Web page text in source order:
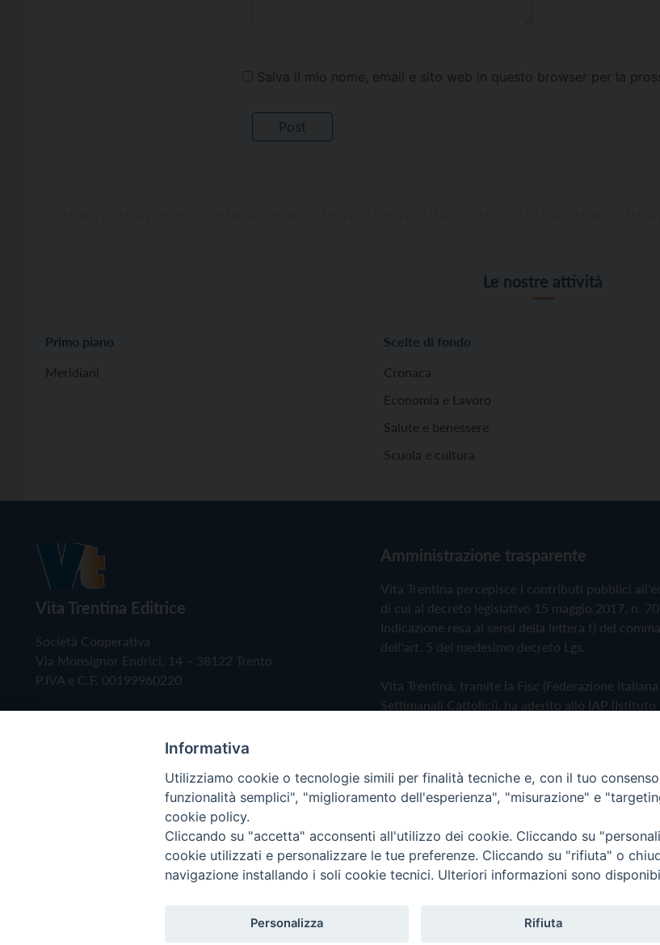
Salva il mio nome, email e sito web in questo browser per la
Le nostre attività
Primo piano
Meridiani
Scelte di fondo
Cronaca
Economia e Lavoro
Salute e benessere
Scuola e cultura
Vita Trentina Editrice
Società Cooperativa
Via Monsignor Endrici, 14 – 38122 Trento
P.IVA e C.F. 00199960220
Amministrazione trasparente
Vita Trentina percepisce i contributi pubblici
di cui al decreto legislativo 15 maggio 2017, n. 70.
Indicazione resa ai sensi della lettera f) del
dell'art. 5 del medesimo decreto Lgs.
Vita Trentina, tramite la Fisc (Federazione Italiana
Settimanali Cattolici), ha aderito allo IAP (Istituto
Privacy Policy Cookie Policy
Copyright © 2019 - Tutti i diritti riservati - Vita Trentina Editrice
Informativa
Utilizziamo cookie o tecnologie simili per finalità tecniche e, con il tuo
funzionalità semplici", "miglioramento dell'esperienza", "misurazione" e
cookie policy.
Cliccando su "accetta" acconsenti all'utilizzo dei cookie. Cliccando su
cookie utilizzati e personalizzare le tue preferenze. Cliccando su "rifiuta" o
navigazione installando i soli cookie tecnici. Ulteriori informazioni sono
Personalizza Rifiuta